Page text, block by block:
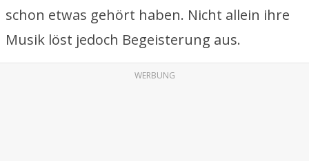
schon etwas gehört haben. Nicht allein ihre
Musik löst jedoch Begeisterung aus.
WERBUNG